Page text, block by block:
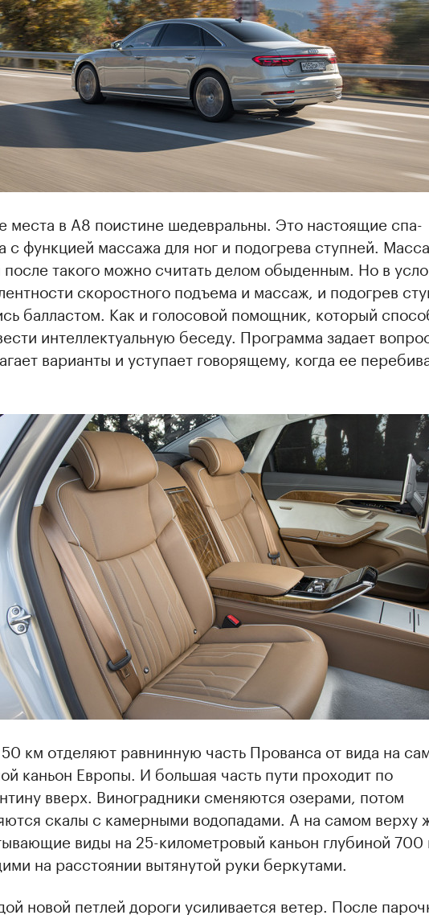
места в A8 поистине шедевральны. Это настоящие спа-
с функцией массажа для ног и подогрева ступней.
такого можно считать делом обыденным. Но в
скоростного подъема и массаж, и подогрев
балластом. Как и голосовой помощник, который
интеллектуальную беседу. Программа задает
варианты и уступает говорящему, когда ее
км отделяют равнинную часть Прованса от вида на
каньон Европы. И большая часть пути проходит по
вверх. Виноградники сменяются озерами, потом
скалы с камерными водопадами. А на самом верху
виды на 25-километровый каньон глубиной 700
на расстоянии вытянутой руки беркутами.
новой петлей дороги усиливается ветер. После